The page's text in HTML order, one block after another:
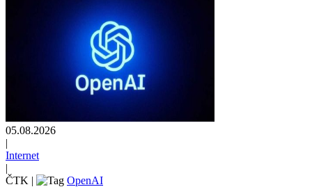
05.08.2026
|
Internet
|
ČTK | OpenAI